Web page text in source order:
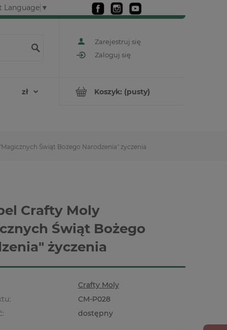
Language ▼
Zarejestruj się
Zaloguj się
Koszyk: (pusty)
Świąt Bożego Narodzenia" życzenia
Crafty Moly
Świąt Bożego
życzenia
Crafty Moly
CM-P028
dostępny